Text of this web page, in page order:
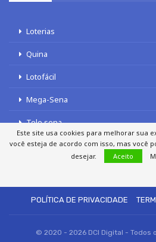
Loterias
Quina
Lotofácil
Mega-Sena
Tele sena
POLÍTICA DE PRIVACIDADE
© 2020 - 2026 DCI Digital - Todos
Este site usa cookies para melhorar sua
você esteja de acordo com isso, mas você
desejar.
Aceito